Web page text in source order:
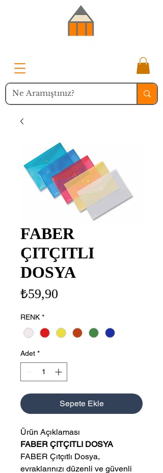
FABER
ÇITÇITLI
DOSYA
₺59,90
RENK *
Adet *
Sepete Ekle
Ürün Açıklaması
FABER ÇITÇITLI DOSYA
FABER Çıtçıtlı Dosya,
evraklarınızı düzenli ve güvenli